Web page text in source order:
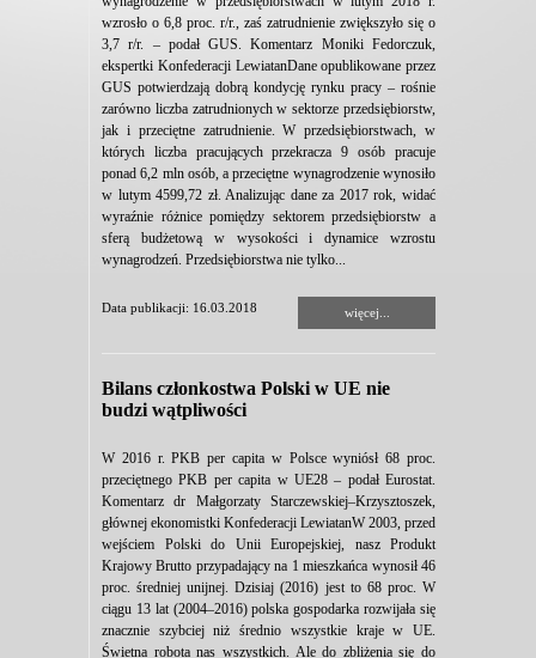
wzrosło o 6,8 proc. r/r., zaś zatrudnienie zwiększyło się o
3,7 r/r. – podał GUS. Komentarz Moniki Fedorczuk,
ekspertki Konfederacji LewiatanDane opublikowane przez
GUS potwierdzają dobrą kondycję rynku pracy – rośnie
zarówno liczba zatrudnionych w sektorze przedsiębiorstw,
jak i przeciętne zatrudnienie. W przedsiębiorstwach, w
których liczba pracujących przekracza 9 osób pracuje
ponad 6,2 mln osób, a przeciętne wynagrodzenie wynosiło
w lutym 4599,72 zł. Analizując dane za 2017 rok, widać
wyraźnie różnice pomiędzy sektorem przedsiębiorstw a
sferą budżetową w wysokości i dynamice wzrostu
wynagrodzeń. Przedsiębiorstwa nie tylko...
Data publikacji: 16.03.2018 więcej...
Bilans członkostwa Polski w UE nie
budzi wątpliwości
W 2016 r. PKB per capita w Polsce wyniósł 68 proc.
przeciętnego PKB per capita w UE28 – podał Eurostat.
Komentarz dr Małgorzaty Starczewskiej–Krzysztoszek,
głównej ekonomistki Konfederacji LewiatanW 2003, przed
wejściem Polski do Unii Europejskiej, nasz Produkt
Krajowy Brutto przypadający na 1 mieszkańca wynosił 46
proc. średniej unijnej. Dzisiaj (2016) jest to 68 proc. W
ciągu 13 lat (2004–2016) polska gospodarka rozwijała się
znacznie szybciej niż średnio wszystkie kraje w UE.
Świetna robota nas wszystkich. Ale do zbliżenia się do